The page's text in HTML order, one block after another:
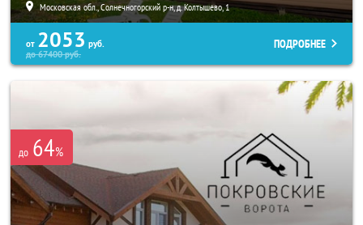
Московская обл., Солнечногорский р-н, д. Колтышево, 1
от 2053 руб.
до67400руб.
ПОДРОБНЕЕ
до 64%